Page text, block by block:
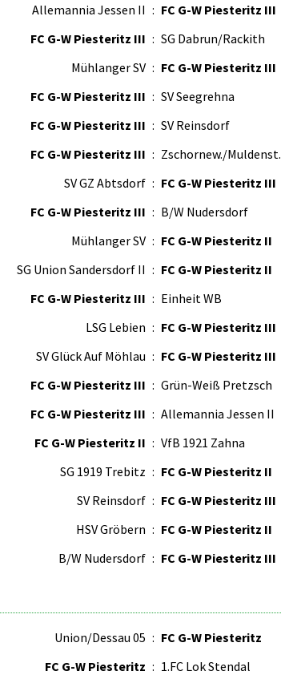
Allemannia Jessen II : FC G-W Piesteritz III
FC G-W Piesteritz III : SG Dabrun/Rackith
Mühlanger SV : FC G-W Piesteritz III
FC G-W Piesteritz III : SV Seegrehna
FC G-W Piesteritz III : SV Reinsdorf
FC G-W Piesteritz III : Zschornew./Muldenst.
SV GZ Abtsdorf : FC G-W Piesteritz III
FC G-W Piesteritz III : B/W Nudersdorf
Mühlanger SV : FC G-W Piesteritz II
SG Union Sandersdorf II : FC G-W Piesteritz II
FC G-W Piesteritz III : Einheit WB
LSG Lebien : FC G-W Piesteritz III
SV Glück Auf Möhlau : FC G-W Piesteritz III
FC G-W Piesteritz III : Grün-Weiß Pretzsch
FC G-W Piesteritz III : Allemannia Jessen II
FC G-W Piesteritz II : VfB 1921 Zahna
SG 1919 Trebitz : FC G-W Piesteritz II
SV Reinsdorf : FC G-W Piesteritz III
HSV Gröbern : FC G-W Piesteritz II
B/W Nudersdorf : FC G-W Piesteritz III
Union/Dessau 05 : FC G-W Piesteritz
FC G-W Piesteritz : 1.FC Lok Stendal